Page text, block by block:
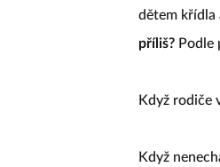
dětem křídla
příliš? Podle
Když rodiče
Když